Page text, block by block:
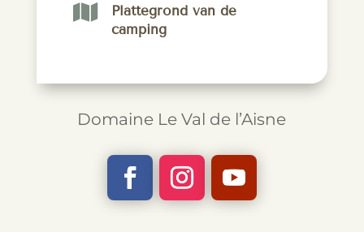

Plattegrond van de
camping
Domaine Le Val de l’Aisne